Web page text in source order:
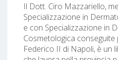
Il Dott. Ciro Mazzariello,
Specializzazione in
e con Specializzazione in
Cosmetologica conseguite
Federico II di Napoli, è un